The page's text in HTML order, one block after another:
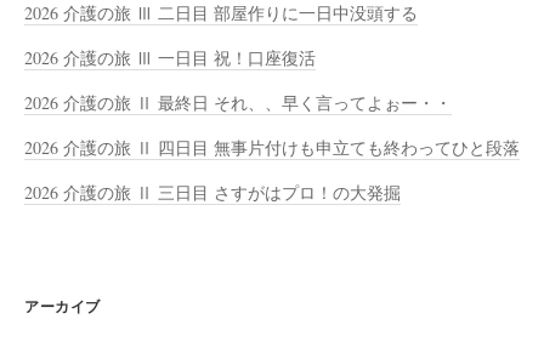
2026 介護の旅 Ⅲ 二日目 部屋作りに一日中没頭する
2026 介護の旅 Ⅲ 一日目 祝！口座復活
2026 介護の旅 Ⅱ 最終日 それ、、早く言ってよぉー・・
2026 介護の旅 Ⅱ 四日目 無事片付けも申立ても終わってひと段落
2026 介護の旅 Ⅱ 三日目 さすがはプロ！の大発掘
アーカイブ